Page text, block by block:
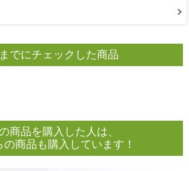
でにチェックした商品
商品を購入した人は、
の商品も購入しています！